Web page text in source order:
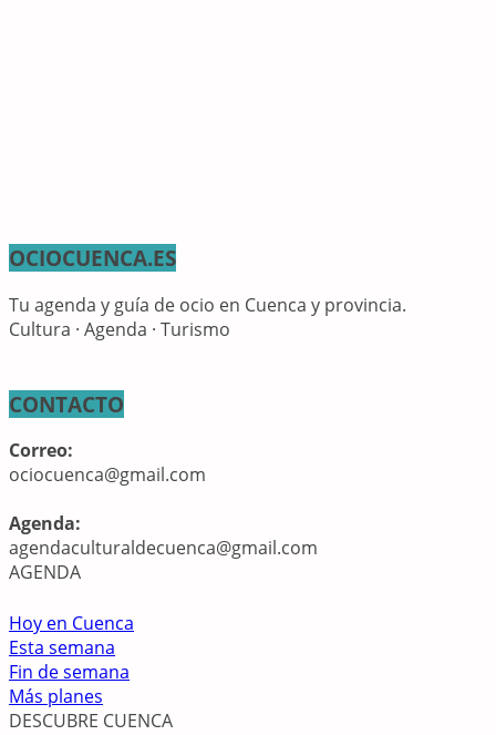
OCIOCUENCA.ES
Tu agenda y guía de ocio en Cuenca y provincia.
Cultura · Agenda · Turismo
CONTACTO
Correo:
ociocuenca@gmail.com
Agenda:
agendaculturaldecuenca@gmail.com
AGENDA
Hoy en Cuenca
Esta semana
Fin de semana
Más planes
DESCUBRE CUENCA